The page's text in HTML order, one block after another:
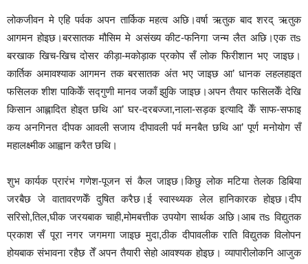
लोकजीवन मे एहि पर्वक अपन तार्किक महत्व अछि।वर्षा ऋतुक बाद शरद् ऋतुक
आगमन होइछ।बरसातक मौसिम मे असंख्य कीट-फनिगा जन्म लैत अछि।एक तs
बरखाक खिच-खिच दोसर कीड़ा-मकोड़ाक प्रकोप सँ लोक फिरीशान भए जाइछ।
कार्तिक अमावश्याक आगमन तक बरसातक अंत भए जाइछ आ’ धानक लहलहाइत
फसिलक शीश पाकिकेँ सद्गुणी मानव जकाँ झुकि जाइछ।अपन तैयार फसिलकेँ देखि
किसान आह्लादित होइत छथि आ’ घर-दरबज्जा,नाला-सड़क इत्यादि केँ साफ-सफाइ
कय अनगिनत दीपक आवली सजाय दीपावली पर्व मनबैत छथि आ’ पूर्ण मनोयोग सँ
महालक्ष्मीक आह्वान करैत छथि।
शुभ कार्यक प्रारंभ गणेश-पूजन सं कैल जाइछ।किछु लोक मटिया तेलक डिबिया
जरबैछ जे वातावरणकेँ दुषित करैछ।ई स्वास्थ्यक लेल हानिकारक होइछ।दीप
सरिसो,तिल,घीक जरयबाक चाही,मोमबत्तीक उपयोग सार्थक अछि।आब तs विद्युतक
प्रकाश सँ पूरा नगर जगमगा जाइछ मुदा,ठीक दीपावलीक राति विद्युतक विलोपन
होयबाक संभावना रहैछ तेँ अपन तैयारी सेहो आवश्यक होइछ। व्यापारीलोकनि आजुक